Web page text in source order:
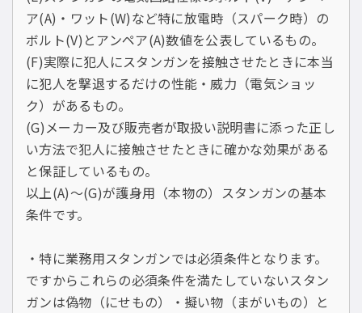
ア(A)・ワット(W)など特に放電時（スパーク時）の
ボルト(V)とアンペア(A)数値を公表しているもの。
(F)実際に犯人にスタンガンを接触させたときに本当
に犯人を撃退するだけの性能・威力（電気ショッ
ク）があるもの。
(G)メーカー及び販売者が取扱い説明書に添った正し
い方法で犯人に接触させたときに確かな効果がある
と保証しているもの。
以上(A)〜(G)が護身用（本物の）スタンガンの基本
条件です。
・特に業務用スタンガンでは必須条件となります。
ですからこれらの必須条件を満たしていないスタン
ガンは偽物（にせもの）・擬い物（まがいもの）と